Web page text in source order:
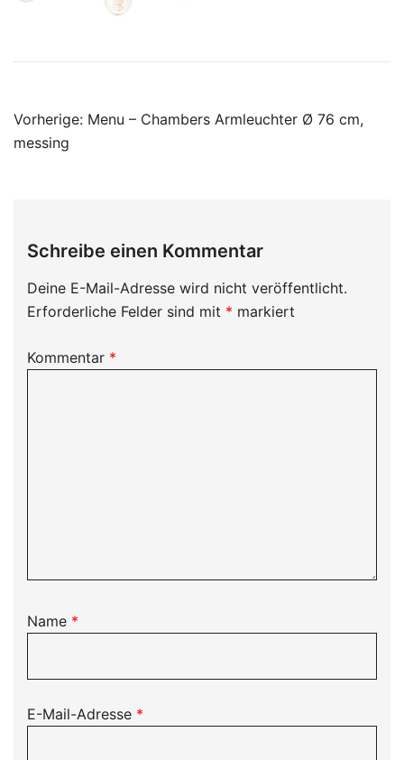
Beitragsnavigation
Vorherige: Menu – Chambers Armleuchter Ø 76 cm,
messing
Schreibe einen Kommentar
Deine E-Mail-Adresse wird nicht veröffentlicht.
Erforderliche Felder sind mit * markiert
Kommentar *
Name *
E-Mail-Adresse *